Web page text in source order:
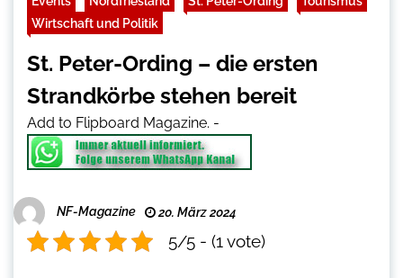
Wirtschaft und Politik
St. Peter-Ording – die ersten
Strandkörbe stehen bereit
Add to Flipboard Magazine. -
NF-Magazine 20. März 2024
5/5 - (1 vote)